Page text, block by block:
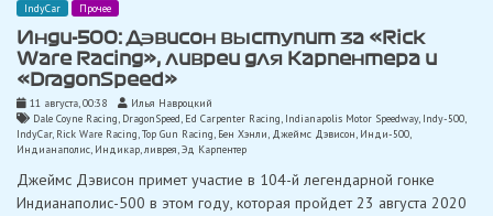
IndyCar Прочее
Инди-500: Дэвисон выступит за «Rick
Ware Racing», ливреи для Карпентера и
«DragonSpeed»
11 августа, 00:38
Илья Навроцкий
Dale Coyne Racing, DragonSpeed, Ed Carpenter Racing, Indianapolis Motor Speedway, Indy-500
IndyCar, Rick Ware Racing,Top Gun Racing, Бен Хэнли, Джеймс Дэвисон, Инди-500
Индианаполис, Индикар,ливрея,Эд Карпентер
Джеймс Дэвисон примет участие в 104-й легендарной гонке
Индианаполис-500 в этом году, которая пройдет 23 августа 2020